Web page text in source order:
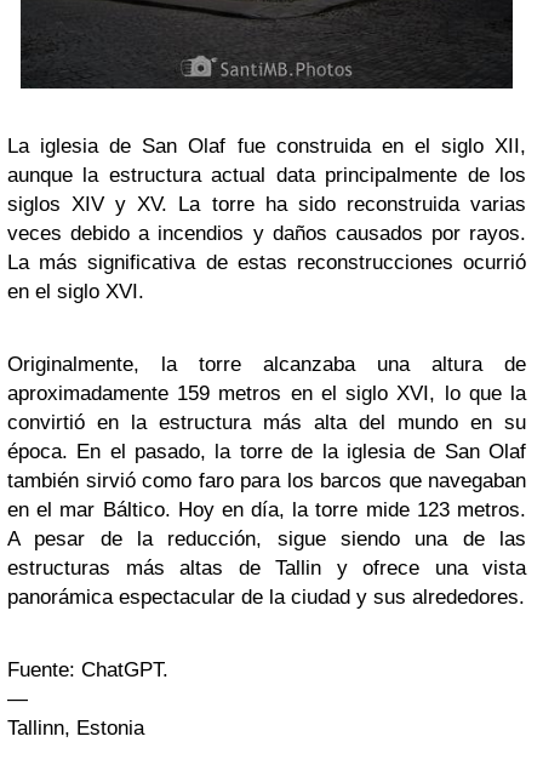
La iglesia de San Olaf fue construida en el siglo XII,
aunque la estructura actual data principalmente de los
siglos XIV y XV. La torre ha sido reconstruida varias
veces debido a incendios y daños causados por rayos.
La más significativa de estas reconstrucciones ocurrió
en el siglo XVI.
Originalmente, la torre alcanzaba una altura de
aproximadamente 159 metros en el siglo XVI, lo que la
convirtió en la estructura más alta del mundo en su
época. En el pasado, la torre de la iglesia de San Olaf
también sirvió como faro para los barcos que navegaban
en el mar Báltico. Hoy en día, la torre mide 123 metros.
A pesar de la reducción, sigue siendo una de las
estructuras más altas de Tallin y ofrece una vista
panorámica espectacular de la ciudad y sus alrededores.
Fuente: ChatGPT.
—
Tallinn, Estonia